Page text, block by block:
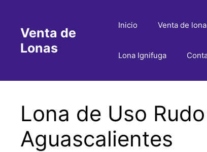
contenidoVenta de
Lonas
Inicio Venta de
Lona Ignifuga
Lona de Uso
Aguascalientes